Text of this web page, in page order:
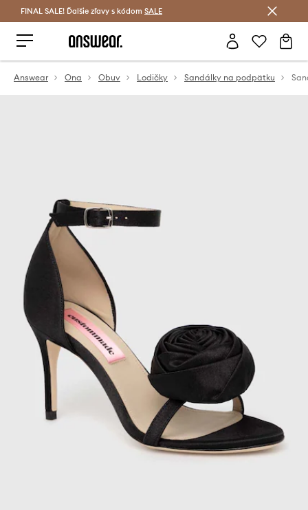
Šetrite s Answear Club >
FINAL SALE! Ďalšie zľavy s kódom SALE
Answear Ona Obuv Lodičky Sandálky na podpätku